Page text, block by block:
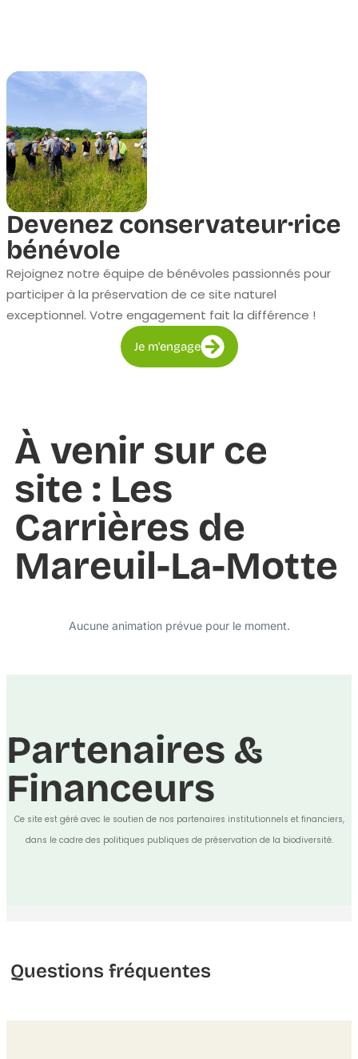
Devenez conservateur·rice
bénévole
Rejoignez notre équipe de bénévoles passionnés pour
participer à la préservation de ce site naturel
exceptionnel. Votre engagement fait la différence !
Je m'engage
À venir sur ce
site : Les
Carrières de
Mareuil-La-Motte
Aucune animation prévue pour le moment.
Partenaires &
Financeurs
Ce site est géré avec le soutien de nos partenaires institutionnels et financiers,
dans le cadre des politiques publiques de préservation de la biodiversité.
Questions fréquentes